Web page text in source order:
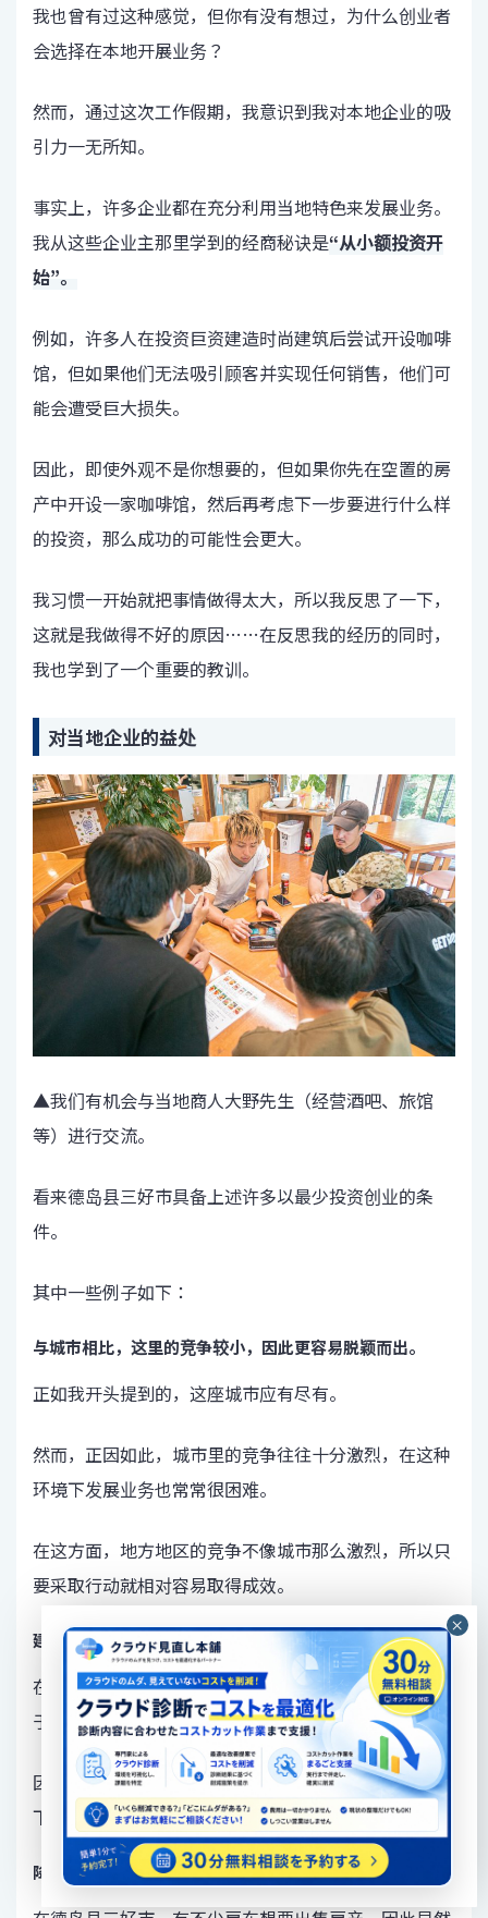
我也曾有过这种感觉，但你有没有想过，为什么创业者
会选择在本地开展业务？
然而，通过这次工作假期，我意识到我对本地企业的吸
引力一无所知。
事实上，许多企业都在充分利用当地特色来发展业务。
我从这些企业主那里学到的经商秘诀是“从小额投资开
始”。
例如，许多人在投资巨资建造时尚建筑后尝试开设咖啡
馆，但如果他们无法吸引顾客并实现任何销售，他们可
能会遭受巨大损失。
因此，即使外观不是你想要的，但如果你先在空置的房
产中开设一家咖啡馆，然后再考虑下一步要进行什么样
的投资，那么成功的可能性会更大。
我习惯一开始就把事情做得太大，所以我反思了一下，
这就是我做得不好的原因……在反思我的经历的同时，
我也学到了一个重要的教训。
对当地企业的益处
▲我们有机会与当地商人大野先生（经营酒吧、旅馆
等）进行交流。
看来德岛县三好市具备上述许多以最少投资创业的条
件。
其中一些例子如下：
与城市相比，这里的竞争较小，因此更容易脱颖而出。
正如我开头提到的，这座城市应有尽有。
然而，正因如此，城市里的竞争往往十分激烈，在这种
环境下发展业务也常常很困难。
在这方面，地方地区的竞争不像城市那么激烈，所以只
要采取行动就相对容易取得成效。
建立水平连接很容易。
在人口不如城市多的地区，横向联系很容易扩展，以至
于如果你去附近的酒吧，肯定会遇到认识的人。
因此，他们能够获得资深企业主的建议，在某些情况
下，他们甚至可能被介绍到新的商业机会。
降低生活和运营成本